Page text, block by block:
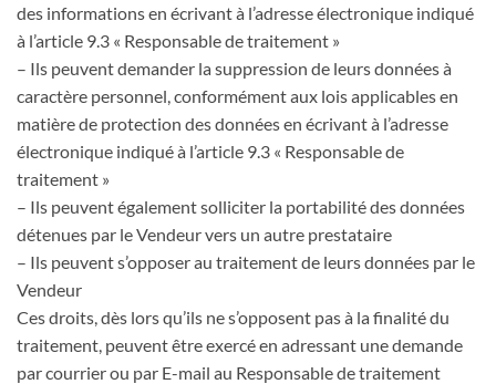
des informations en écrivant à l’adresse électronique indiqué
à l’article 9.3 « Responsable de traitement »
– Ils peuvent demander la suppression de leurs données à
caractère personnel, conformément aux lois applicables en
matière de protection des données en écrivant à l’adresse
électronique indiqué à l’article 9.3 « Responsable de
traitement »
– Ils peuvent également solliciter la portabilité des données
détenues par le Vendeur vers un autre prestataire
– Ils peuvent s’opposer au traitement de leurs données par le
Vendeur
Ces droits, dès lors qu’ils ne s’opposent pas à la finalité du
traitement, peuvent être exercé en adressant une demande
par courrier ou par E-mail au Responsable de traitement